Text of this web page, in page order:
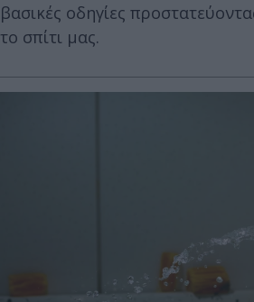
βασικές οδηγίες
το σπίτι μας.